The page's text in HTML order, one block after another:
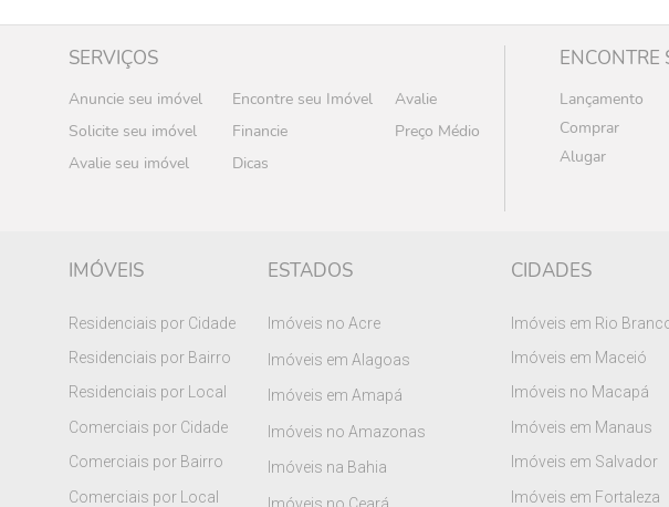
SERVIÇOS
Anuncie seu imóvel Encontre seu Imóvel
Avalie
Solicite seu imóvel
Financie
Preço Médio
Avalie seu imóvel
Dicas
ENCONTRE
Lançamento
Comprar
Alugar
IMÓVEIS
Residenciais por Cidade
Residenciais por Bairro
Residenciais por Local
Comerciais por Cidade
Comerciais por Bairro
Comerciais por Local
ESTADOS
Imóveis no Acre
Imóveis em Alagoas
Imóveis em Amapá
Imóveis no Amazonas
Imóveis na Bahia
CIDADES
Imóveis em Rio
Imóveis em Maceió
Imóveis no Macapá
Imóveis em Manaus
Imóveis em Salvador
Imóveis em Fortaleza